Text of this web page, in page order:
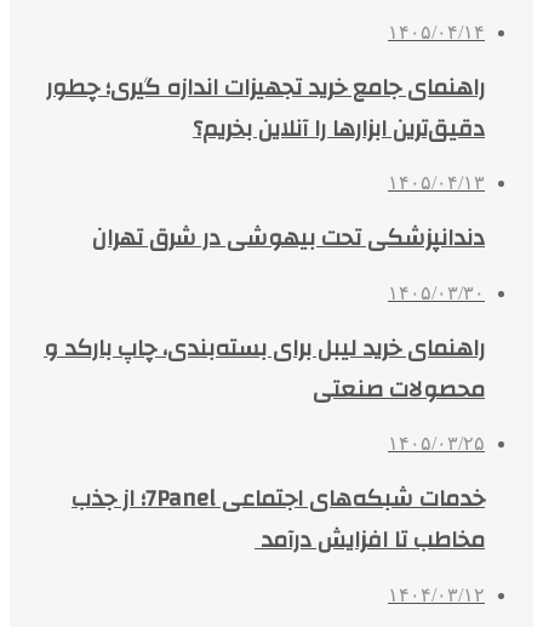
۱۴۰۵/۰۴/۱۴
راهنمای جامع خرید تجهیزات اندازه گیری؛ چطور
دقیق‌ترین ابزارها را آنلاین بخریم؟
۱۴۰۵/۰۴/۱۳
دندانپزشکی تحت بیهوشی در شرق تهران
۱۴۰۵/۰۳/۳۰
راهنمای خرید لیبل برای بسته‌بندی، چاپ بارکد و
محصولات صنعتی
۱۴۰۵/۰۳/۲۵
خدمات شبکه‌های اجتماعی 7Panel؛ از جذب
مخاطب تا افزایش درآمد
۱۴۰۴/۰۳/۱۲